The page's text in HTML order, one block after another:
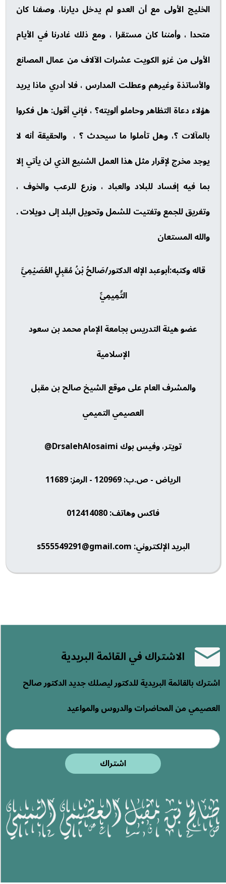
الخليج الأولى مع أن العدو لم يدخل ديارنا، وصفنا كان
متحدا ، وأمننا كان مستقرا ، ومع ذلك غادرنا في الأيام
الأولى من غزو الكويت عشرات الآلاف من عمال المصانع
والأساتذة وغيرهم وعطلت المدارس ، فلا أدري ماذا يريد
هؤلاء دعاة التظاهر وحاملو ألويته؟ ، فإني أقول: هل فكروا
بالمآلات ؟، وهل تأملوا ما سيحدث ؟ ، والحقيقة أنه لا
يوجد مخرج لإقرار مثل هذا العمل الشنيع الذي لن يأتي إلا
بما فيه إفساد للبلاد والعباد ، وزرع للرعب والخوف ،
وتفريق للجمع وتفتيت للشمل وتحويل البلد إلى دويلات .
والله المستعان
قاله وكتبه:أبوعبد الإله الدكتور/صَالحُ بْنُ مُقبِلٍ العُصَيْمِيَّ
التَّمِيمِيِّ
عضو هيئة التدريس بجامعة الإمام محمد بن سعود
الإسلامية
والمشرف العام على موقع الشيخ صالح بن مقبل
العصيمي التميمي
تويتر، وفيس بوك DrsalehAlosaimi@
الرياض - ص.ب: 120969 - الرمز: 11689
فاكس وهاتف: 012414080
البريد الإلكتروني: s555549291@gmail.com
الاشتراك في القائمة البريدية
اشترك بالقائمة البريدية للدكتور ليصلك جديد الدكتور صالح
العصيمي من المحاضرات والدروس والمواعيد
اشتراك